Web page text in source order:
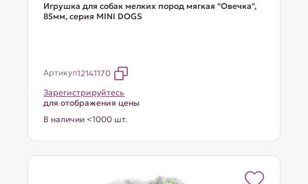
Игрушка для собак мелких пород мягкая "Овечка",
85мм, серия MINI DOGS
Артикул12141170
Зарегистрируйтесь
для отображения цены
В наличии <1000 шт.